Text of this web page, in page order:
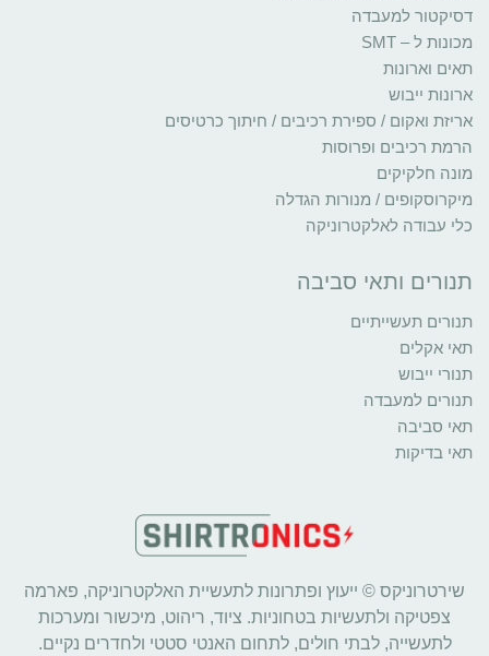
דסיקטור למעבדה
מכונות ל – SMT
תאים וארונות
ארונות ייבוש
אריזת ואקום / ספירת רכיבים / חיתוך כרטיסים
הרמת רכיבים ופרוסות
מונה חלקיקים
מיקרוסקופים / מנורות הגדלה
כלי עבודה לאלקטרוניקה
תנורים ותאי סביבה
תנורים תעשייתיים
תאי אקלים
תנורי ייבוש
תנורים למעבדה
תאי סביבה
תאי בדיקות
שירטרוניקס © ייעוץ ופתרונות לתעשיית האלקטרוניקה, פארמה
צפטיקה ולתעשיות בטחוניות. ציוד, ריהוט, מיכשור ומערכות
לתעשייה, לבתי חולים, לתחום האנטי סטטי ולחדרים נקיים.